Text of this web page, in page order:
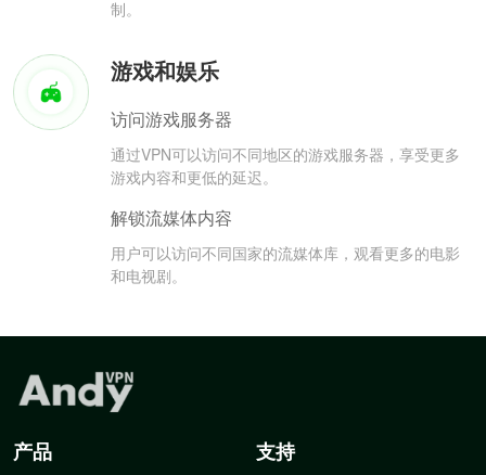
制。
游戏和娱乐
访问游戏服务器
通过VPN可以访问不同地区的游戏服务器，享受更多
游戏内容和更低的延迟。
解锁流媒体内容
用户可以访问不同国家的流媒体库，观看更多的电影
和电视剧。
产品 支持